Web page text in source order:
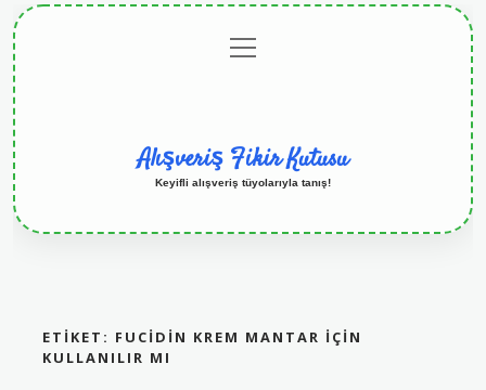
menüyü
aç
Alışveriş Fikir Kutusu
Keyifli alışveriş tüyolarıyla tanış!
ETIKET: FUCİDİN KREM MANTAR IÇIN
KULLANILIR MI